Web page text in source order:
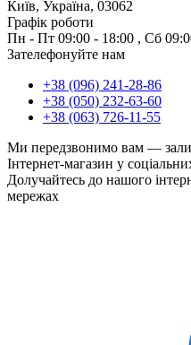
Київ, Україна, 03062
Графік роботи
Пн - Пт 09:00 - 18:00 , Сб
Зателефонуйте нам
+38 (096) 241-28-86
+38 (050) 232-63-60
+38 (063) 726-11-55
Ми передзвонимо вам —
Інтернет-магазин у
Долучайтесь до нашого
мережах